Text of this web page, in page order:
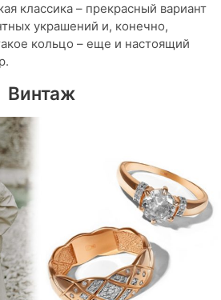
классика – прекрасный вариант
украшений и, конечно,
кольцо – еще и настоящий
Винтаж